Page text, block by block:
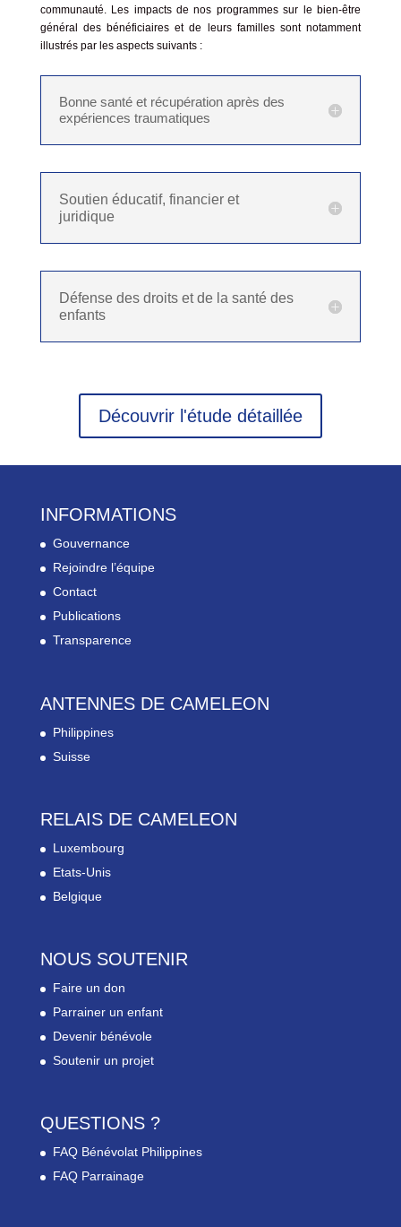
communauté. Les impacts de nos programmes sur le bien-être
général des bénéficiaires et de leurs familles sont notamment
illustrés par les aspects suivants :
Bonne santé et récupération après des
expériences traumatiques
Soutien éducatif, financier et
juridique
Défense des droits et de la santé des
enfants
Découvrir l'étude détaillée
INFORMATIONS
Gouvernance
Rejoindre l’équipe
Contact
Publications
Transparence
ANTENNES DE CAMELEON
Philippines
Suisse
RELAIS DE CAMELEON
Luxembourg
Etats-Unis
Belgique
NOUS SOUTENIR
Faire un don
Parrainer un enfant
Devenir bénévole
Soutenir un projet
QUESTIONS ?
FAQ Bénévolat Philippines
FAQ Parrainage